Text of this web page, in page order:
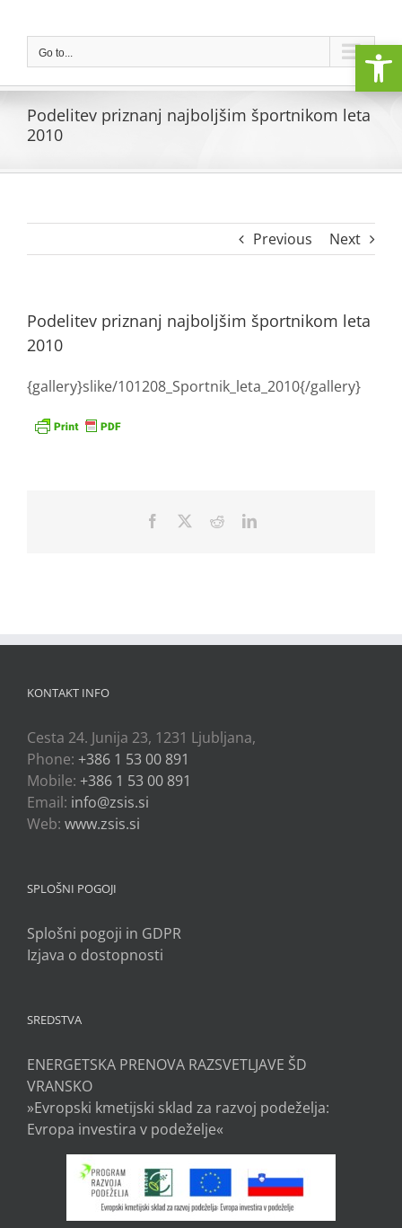
contentGo to...
Podelitev priznanj najboljšim športnikom leta
2010
Previous Next
Podelitev priznanj najboljšim športnikom leta
2010
{gallery}slike/101208_Sportnik_leta_2010{/gallery}
Facebook RedditLinkedIn
KONTAKT INFO
Cesta 24. Junija 23, 1231 Ljubljana,
Phone: +386 1 53 00 891
Mobile: +386 1 53 00 891
Email: info@zsis.si
Web: www.zsis.si
SPLOŠNI POGOJI
Splošni pogoji in GDPR
Izjava o dostopnosti
SREDSTVA
ENERGETSKA PRENOVA RAZSVETLJAVE ŠD
VRANSKO
»Evropski kmetijski sklad za razvoj podeželja:
Evropa investira v podeželje«